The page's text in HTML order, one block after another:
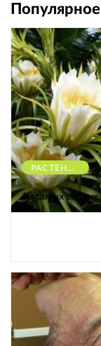
РАСТЕНИЯ
10 самых редких